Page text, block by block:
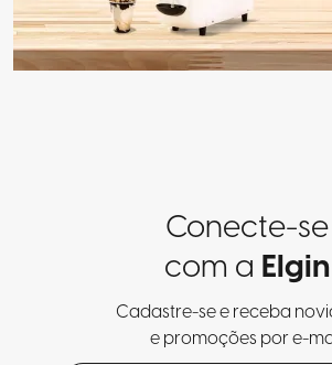
Conecte-se
com a Elgin
Cadastre-se e receba
e promoções por e-